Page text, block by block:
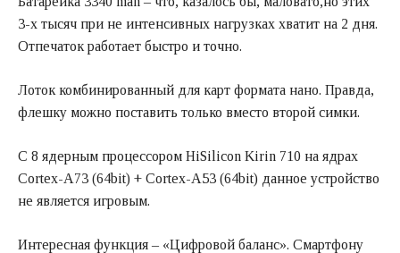
3-х тысяч при не интенсивных нагрузках хватит на 2 дня.
Отпечаток работает быстро и точно.
Лоток комбинированный для карт формата нано. Правда,
флешку можно поставить только вместо второй симки.
С 8 ядерным процессором HiSilicon Kirin 710 на ядрах
Cortex-A73 (64bit) + Cortex-A53 (64bit) данное устройство
не является игровым.
Интересная функция – «Цифровой баланс». Смартфону